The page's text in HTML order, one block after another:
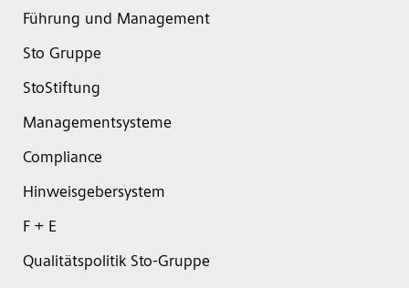
Führung und Management
Sto Gruppe
StoStiftung
Managementsysteme
Compliance
Hinweisgebersystem
F + E
Qualitätspolitik Sto-Gruppe